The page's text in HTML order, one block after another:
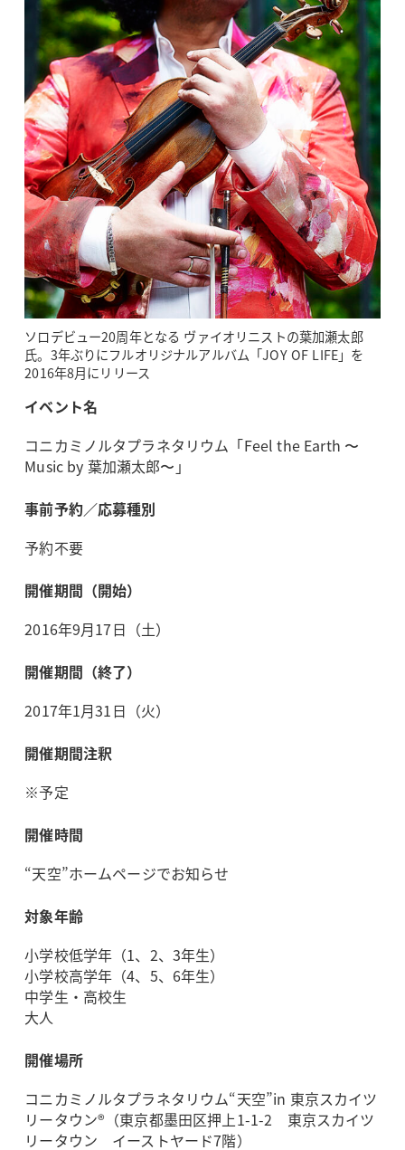
ソロデビュー20周年となる ヴァイオリニストの葉加瀬太郎
氏。3年ぶりにフルオリジナルアルバム「JOY OF LIFE」を
2016年8月にリリース
イベント名
コニカミノルタプラネタリウム「Feel the Earth 〜
Music by 葉加瀬太郎〜」
事前予約／応募種別
予約不要
開催期間（開始）
2016年9月17日（土）
開催期間（終了）
2017年1月31日（火）
開催期間注釈
※予定
開催時間
“天空”ホームページでお知らせ
対象年齢
小学校低学年（1、2、3年生）
小学校高学年（4、5、6年生）
中学生・高校生
大人
開催場所
コニカミノルタプラネタリウム“天空”in 東京スカイツ
リータウン®（東京都墨田区押上1-1-2 東京スカイツ
リータウン イーストヤード7階）